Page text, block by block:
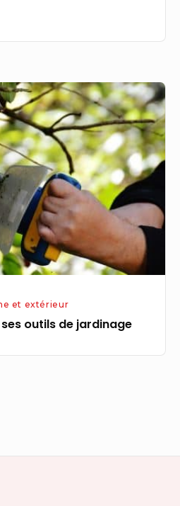
et extérieur
outils de jardinage